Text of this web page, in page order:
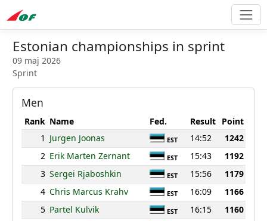
Estonian championships in sprint
09 maj 2026
Sprint
Men
Rank Name Fed. Result
Point
1 Jurgen Joonas EST 14:52
1242
2 Erik Marten Zernant EST 15:43
1192
3 Sergei Rjaboshkin EST 15:56
1179
4 Chris Marcus Krahv EST 16:09
1166
5 Partel Kulvik EST 16:15
1160